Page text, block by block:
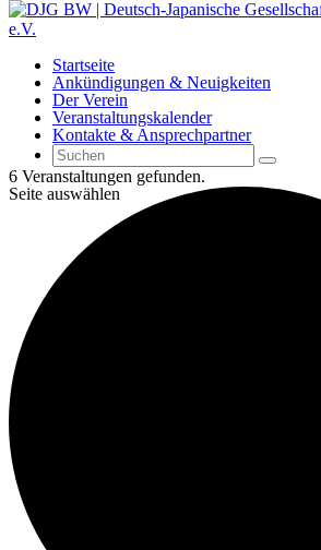
Startseite
Ankündigungen & Neuigkeiten
Der Verein
Veranstaltungskalender
Kontakte & Ansprechpartner
Seite auswählen
6 Veranstaltungen gefunden.